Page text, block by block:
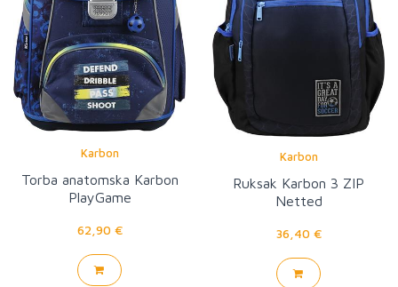
Karbon
Torba anatomska Karbon
PlayGame
62,90 €
Karbon
Ruksak Karbon 3 ZIP
Netted
36,40 €